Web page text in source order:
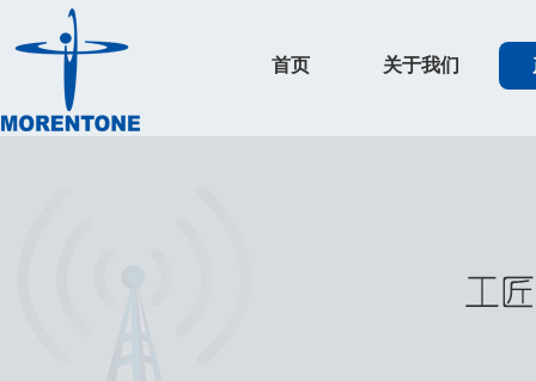
首页 关于我们